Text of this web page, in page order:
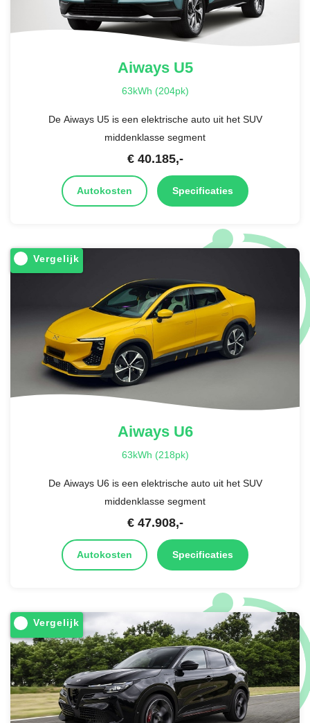
AiwaysU5
63kWh (204pk)
De Aiways U5 is een elektrische auto uit het SUV
middenklasse segment
€ 40.185,-
Autokosten Specificaties
Vergelijk
AiwaysU6
63kWh (218pk)
De Aiways U6 is een elektrische auto uit het SUV
middenklasse segment
€ 47.908,-
Autokosten Specificaties
Vergelijk